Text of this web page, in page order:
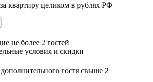
квартиру целиком в рублях РФ
не более 2 гостей
условия и скидки
гостя свыше 2